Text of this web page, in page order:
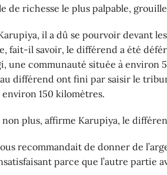
de richesse le plus palpable,
il a dû se pourvoir devant
fait-il savoir, le différend a été
une communauté située à environ
différend ont fini par saisir le
environ 150 kilomètres.
non plus, affirme Karupiya, le
recommandait de donner de
parce que l’autre partie